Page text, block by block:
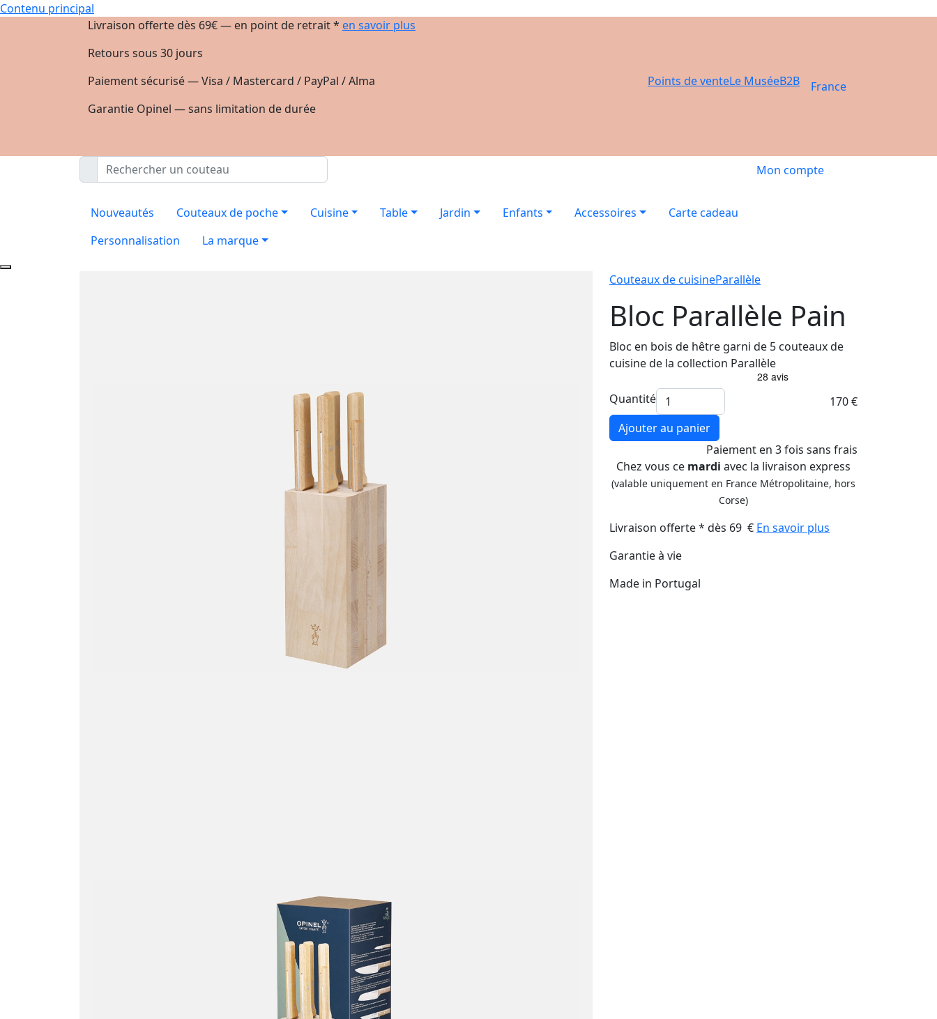
Contenu principal
Livraison offerte dès 69€ — en point de retrait * en savoir plus
Retours sous 30 jours
Paiement sécurisé — Visa / Mastercard / PayPal / Alma
Garantie Opinel — sans limitation de durée
Points de venteLe MuséeB2B France
Mon compte
Nouveautés Couteaux de poche Cuisine Table Jardin Enfants Accessoires
Carte cadeau
Personnalisation
La marque
Couteaux de cuisineParallèle
Bloc Parallèle Pain
Bloc en bois de hêtre garni de 5 couteaux de
cuisine de la collection Parallèle
Quantité
170 €
Ajouter au panier
Paiement en 3 fois sans frais
Chez vous ce mardi avec la livraison express
(valable uniquement en France Métropolitaine, hors
Corse)
Livraison offerte * dès 69 € En savoir plus
Garantie à vie
Made in Portugal